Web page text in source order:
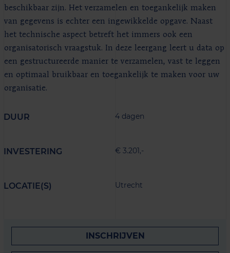
beschikbaar zijn. Het verzamelen en toegankelijk maken
van gegevens is echter een ingewikkelde opgave. Naast
het technische aspect betreft het immers ook een
organisatorisch vraagstuk. In deze leergang leert u data op
een gestructureerde manier te verzamelen, vast te leggen
en optimaal bruikbaar en toegankelijk te maken voor uw
organisatie.
DUUR 4 dagen
INVESTERING € 3.201,-
LOCATIE(S) Utrecht
INSCHRIJVEN